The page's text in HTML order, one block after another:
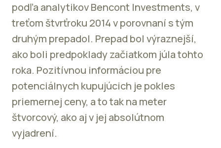
podľa analytikov Bencont Investments, v
treťom štvrťroku 2014 v porovnaní s tým
druhým prepadol. Prepad bol výraznejší,
ako boli predpoklady začiatkom júla tohto
roka. Pozitívnou informáciou pre
potenciálnych kupujúcich je pokles
priemernej ceny, a to tak na meter
štvorcový, ako aj v jej absolútnom
vyjadrení.